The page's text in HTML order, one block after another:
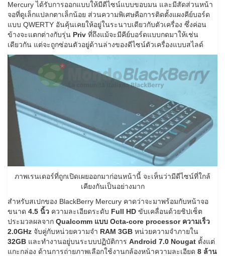
Mercury ได้รับการออกแบบให้มีดีไซน์แบบขอบมน และมีสัดส่วนหน้า
จอที่ดูเล็กแปลกตาเล็กน้อย ส่วนความพิเศษคือการติดตั้งแผงคีย์บอร์ด
แบบ QWERTY อันคุ้นเคยให้อยู่ในระนาบเดียวกับตัวเครื่อง ซึ่งค่อน
ข้างจะแตกต่างกับรุ่น Priv ที่ถึงแม้จะมีคีย์บอร์ดแบบกดมาให้เช่น
เดียวกัน แต่จะถูกซ่อนตัวอยู่ด้านล่างของดีไซน์ตัวเครื่องแบบสไลด์
ภาพเรนเดอร์ที่ถูกเปิดเผยออกมาก่อนหน้านี้ จะเห็นว่ามีดีไซน์ที่ใกล้
เคียงกันเป็นอย่างมาก
สำหรับสเปกของ BlackBerry Mercury คาดว่าจะมาพร้อมกับหน้าจอ
ขนาด 4.5 นิ้ว ความละเอียดระดับ Full HD ขับเคลื่อนด้วยชิปเซ็ต
ประมวลผลจาก Qualcomm แบบ Octa-core processor ความเร็ว
2.0GHz จับคู่กับหน่วยความจำ RAM 3GB หน่วยความจำภายใน
32GB และทำงานอยู่บนระบบปฏิบัติการ Android 7.0 Nougat ตั้งแต่
แกะกล่อง ด้านการถ่ายภาพเลือกใช้งานกล้องหน้าความละเอียด 8 ล้าน